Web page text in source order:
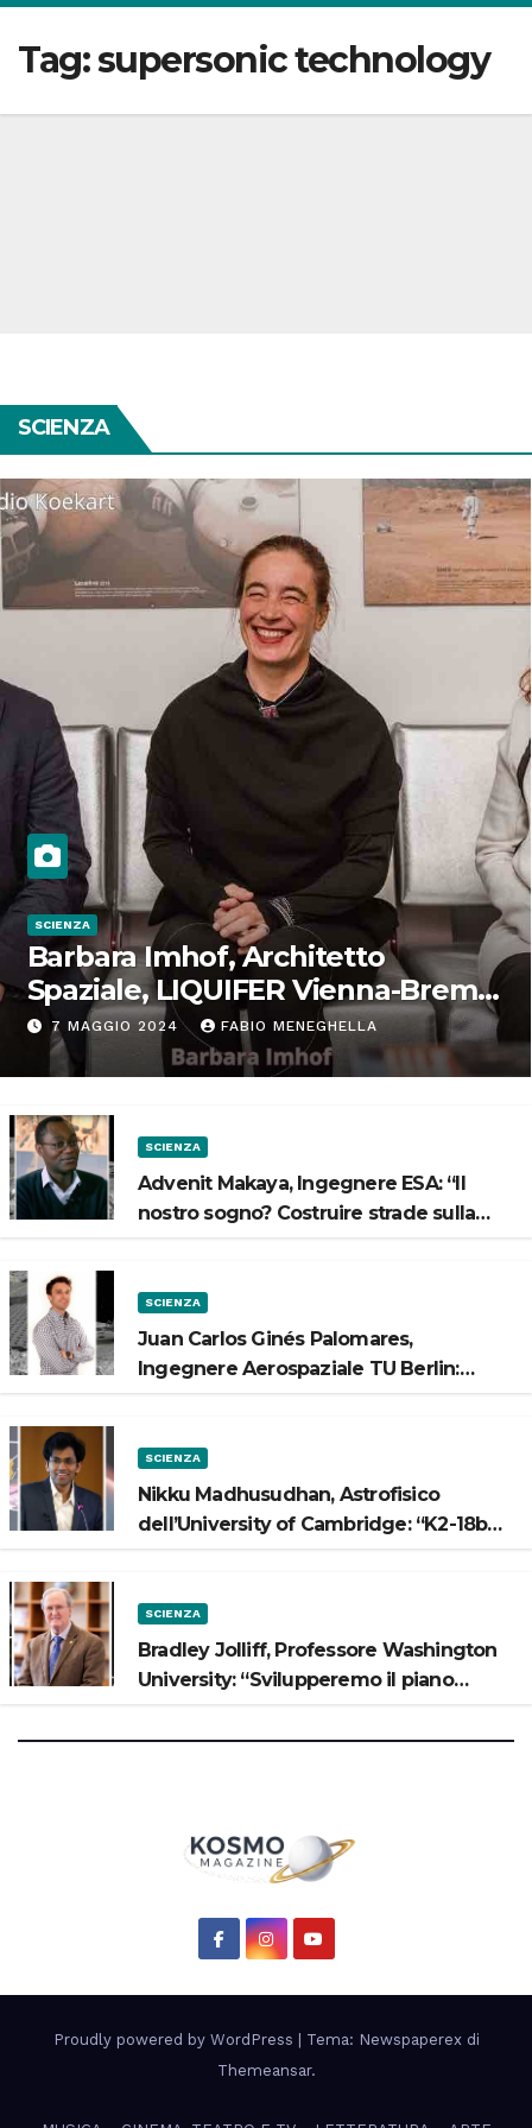
Tag:supersonic technology
SCIENZA
SCIENZA
Barbara Imhof, Architetto
Spaziale, LIQUIFER Vienna-Brema:
“Progettiamo habitat per lo
Spazio”
7 MAGGIO 2024 FABIO MENEGHELLA
SCIENZA
Advenit Makaya, Ingegnere ESA: “Il
nostro sogno? Costruire strade sulla
SCIENZA
Juan Carlos Ginés Palomares,
Ingegnere Aerospaziale TU Berlin:
SCIENZA
Nikku Madhusudhan, Astrofisico
dell’University of Cambridge: “K2-18b
SCIENZA
Bradley Jolliff, Professore Washington
University: “Svilupperemo il piano
Proudly powered by WordPress | Tema: Newspaperex di
Themeansar.